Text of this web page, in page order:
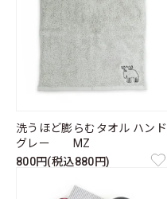
洗うほど膨らむタオル ハンド
グレー MZ
800円(税込880円)